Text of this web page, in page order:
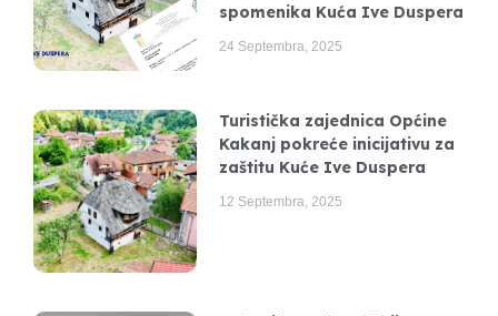
spomenika Kuća Ive Duspera
24 Septembra, 2025
Turistička zajednica Općine
Kakanj pokreće inicijativu za
zaštitu Kuće Ive Duspera
12 Septembra, 2025